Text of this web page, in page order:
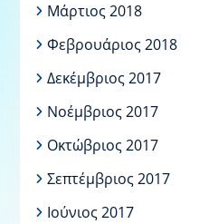
Μάρτιος 2018
Φεβρουάριος 2018
Δεκέμβριος 2017
Νοέμβριος 2017
Οκτώβριος 2017
Σεπτέμβριος 2017
Ιούνιος 2017